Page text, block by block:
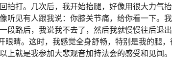
拍打。几次后，我开始抬腿，好像用很大力气
听见有人跟我说：你膝关节痛，给你看一下。
段路后，我说我不去了，然后我就慢慢往后退
眼睛。这时，我感觉全身舒畅，特别是我的腿
上就是我参加大悲观音加持法会的感受和见闻。